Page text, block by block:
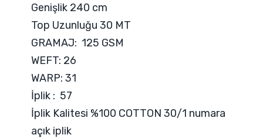
Genişlik 240 cm
Top Uzunluğu 30 MT
GRAMAJ: 125 GSM
WEFT: 26
WARP: 31
İplik : 57
İplik Kalitesi %100 COTTON 30/1 numara
açık iplik